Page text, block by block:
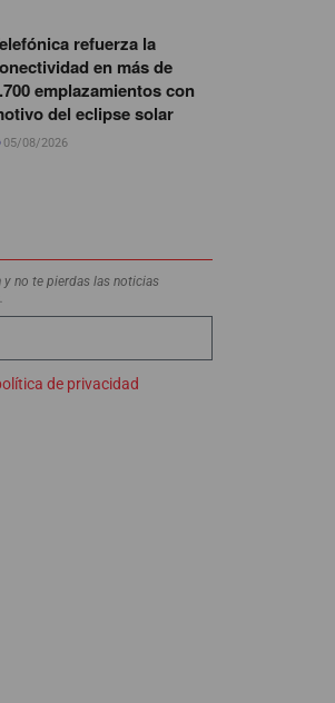
refuerza la
en más de
emplazamientos con
del eclipse solar
05/08/2026
no te pierdas las noticias
de privacidad